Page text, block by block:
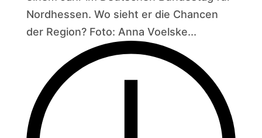
Nordhessen. Wo sieht er die Chancen
der Region? Foto: Anna Voelske...